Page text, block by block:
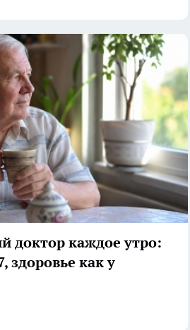
доктор каждое утро:
здоровье как у